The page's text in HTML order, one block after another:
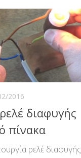
2016
διαφυγής
πίνακα
ρελέ διαφυγής